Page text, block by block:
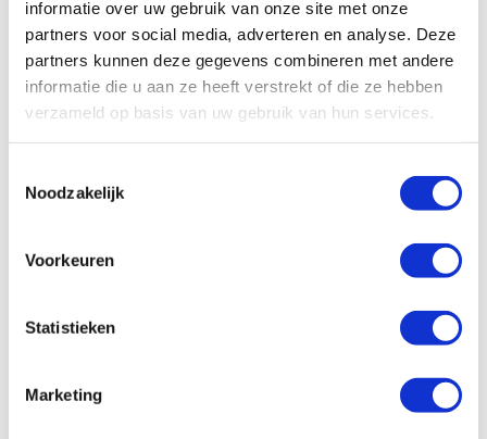
informatie over uw gebruik van onze site met onze
partners voor social media, adverteren en analyse. Deze
partners kunnen deze gegevens combineren met andere
informatie die u aan ze heeft verstrekt of die ze hebben
verzameld op basis van uw gebruik van hun services.
Noodzakelijk
Voorkeuren
Statistieken
Marketing
uitlenen.
Ook een logisch gevolg van bruikleen, de
intentie van beide partijen is dat de lener
de grond weer terug geeft aan de
contract al, daarin kun je een termijn voor
De bruiklener moet goed zorgen voor dat
ouderwetse juridische term is “als een